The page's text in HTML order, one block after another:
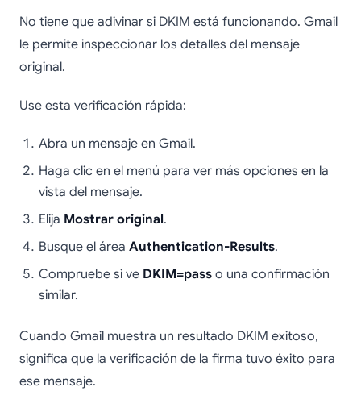
No tiene que adivinar si DKIM está funcionando. Gmail
le permite inspeccionar los detalles del mensaje
original.
Use esta verificación rápida:
Abra un mensaje en Gmail.
Haga clic en el menú para ver más opciones en la
vista del mensaje.
Elija Mostrar original.
Busque el área Authentication-Results.
Compruebe si ve DKIM=pass o una confirmación
similar.
Cuando Gmail muestra un resultado DKIM exitoso,
significa que la verificación de la firma tuvo éxito para
ese mensaje.